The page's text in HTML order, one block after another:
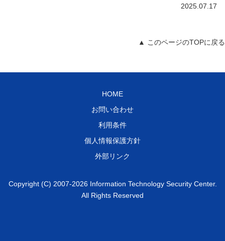
2025.07.17
▲ このページのTOPに戻る
HOME
お問い合わせ
利用条件
個人情報保護方針
外部リンク
Copyright (C) 2007-2026 Information Technology Security Center.
All Rights Reserved